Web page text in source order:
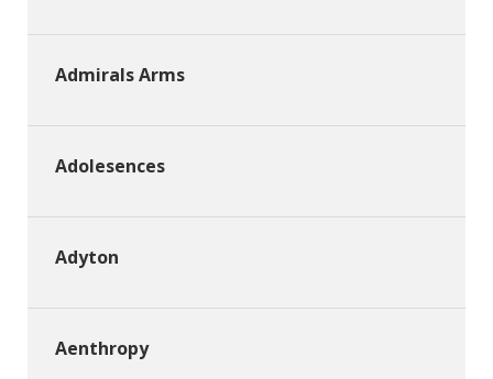
Admirals Arms
Adolesences
Adyton
Aenthropy